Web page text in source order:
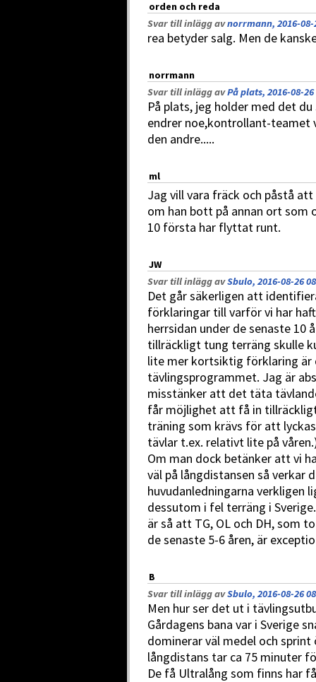
orden och reda
Svar till inlägg avnorrmann, 2016-08-
rea betyder salg. Men de
norrmann
Svar till inlägg avPå plats, 2016-08-26
På plats, jeg holder med det
endrer noe,kontrollant-teamet
den andre.....
ml
Jag vill vara fräck och påstå
om han bott på annan ort som
10 första har flyttat runt.
JW
Svar till inlägg avSbulo, 2016-08-26
Det går säkerligen att
förklaringar till varför vi har
herrsidan under de senaste
tillräckligt tung terräng skulle
lite mer kortsiktig förklaring är
tävlingsprogrammet. Jag är
misstänker att det täta
får möjlighet att få in
träning som krävs för att
tävlar t.ex. relativt lite på
Om man dock betänker att vi
väl på långdistansen så verkar
huvudanledningarna verkligen
dessutom i fel terräng i
är så att TG, OL och DH, som
de senaste 5-6 åren, är
B
Svar till inlägg avSbulo, 2016-08-26
Men hur ser det ut i
Gårdagens bana var i Sverige
dominerar väl medel och
långdistans tar ca 75 minuter
De få Ultralång som finns har